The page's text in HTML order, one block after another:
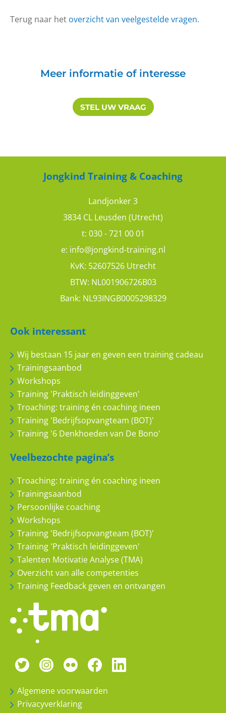
Terug naar het overzicht van veelgestelde vragen.
Meer informatie of interesse
STEL UW VRAAG
Jongkind Training & Coaching
Landjonker 3
3834 CL Leusden (Utrecht)
t: 030 - 721 00 01
e: info@jongkind-training.nl
KvK: 52607526 Utrecht
BTW: NL001906726B03
Bank: NL93INGB0005298329
Ook interessant
Wij bestaan 15 jaar en geven een training cadeau
Trainingsaanbod
Workshops
Training 'Praktisch leidinggeven'
Troaching: training én coaching ineen
Training 'Bedrijfsopvangteam (BOT)'
Training '6 Denkhoeden van De Bono'
Veelbezochte pagina’s
Troaching: training én coaching ineen
Trainingsaanbod
Persoonlijke coaching
Workshops
Training 'Bedrijfsopvangteam (BOT)'
Training 'Praktisch leidinggeven'
Talenten Motivatie Analyse (TMA)
Overzicht van alle competenties
Training Feedback geven en ontvangen
Algemene voorwaarden
Privacyverklaring